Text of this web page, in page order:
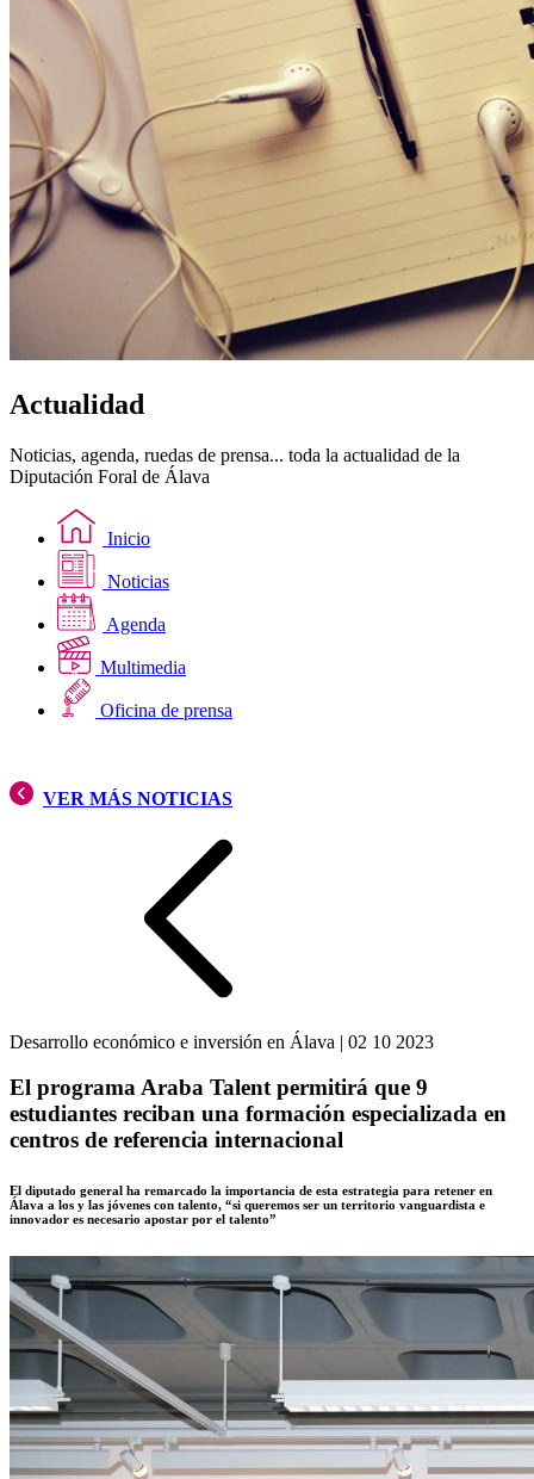
Actualidad
Noticias, agenda, ruedas de prensa... toda la actualidad de la
Diputación Foral de Álava
Inicio
Noticias
Agenda
Multimedia
Oficina de prensa
VER MÁS NOTICIAS
Desarrollo económico e inversión en Álava | 02 10 2023
El programa Araba Talent permitirá que 9
estudiantes reciban una formación especializada en
centros de referencia internacional
El diputado general ha remarcado la importancia de esta estrategia para retener en
Álava a los y las jóvenes con talento, “si queremos ser un territorio vanguardista e
innovador es necesario apostar por el talento”